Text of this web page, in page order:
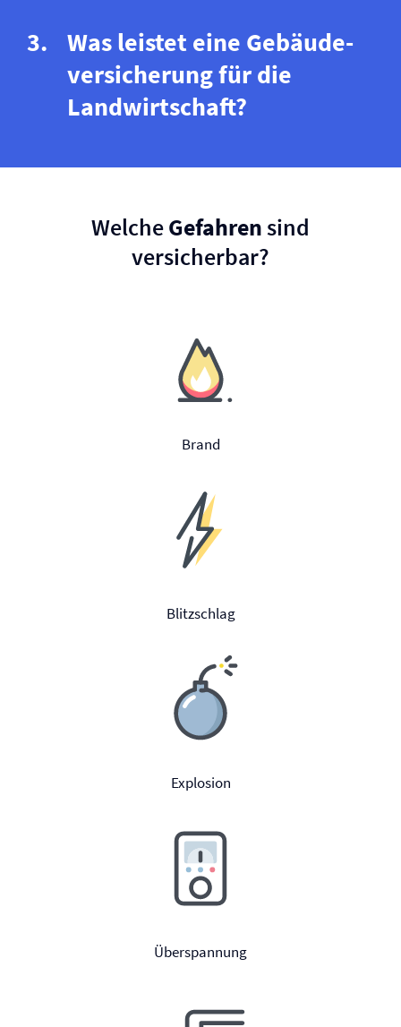
Was leistet eine Gebäude­
versicherung für die
Landwirtschaft?
WelcheGefahrensind
versicherbar?
Brand
Blitzschlag
Explosion
Überspannung